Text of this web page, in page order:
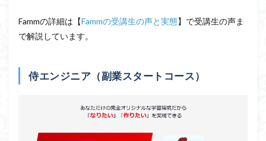
Fammの詳細は【Fammの受講生の声と実態】で受講生の声ま
で解説しています。
侍エンジニア（副業スタートコース）